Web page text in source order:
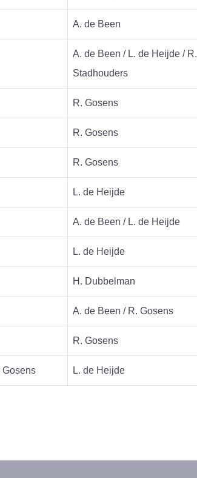
A. de Been
A. de Been / L. de Heijde / R.
Stadhouders
R. Gosens
R. Gosens
R. Gosens
L. de Heijde
A. de Been / L. de Heijde
L. de Heijde
H. Dubbelman
A. de Been / R. Gosens
R. Gosens
Gosens L. de Heijde